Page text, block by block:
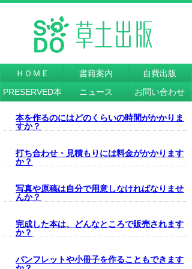
ＨＯＭＥ 書籍案内
自費出版
PRESERVED本
ニュース お問い合わせ
本を作るのにはどのくらいの時間がかかりま
すか？
打ち合わせ・見積もりには料金がかかります
か？
写真や原稿は自分で用意しなければなりませ
んか？
完成した本は、どんなところで販売されます
か？
パンフレットや小冊子を作ることもできます